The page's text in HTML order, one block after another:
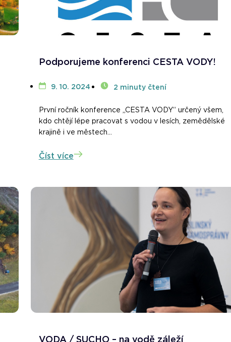
Podporujeme konferenci CESTA VODY!
9. 10. 2024 2 minuty čtení
První ročník konference „CESTA VODY“ určený všem,
kdo chtějí lépe pracovat s vodou v lesích, zemědělské
krajině i ve městech...
Číst více
VODA / SUCHO – na vodě záleží